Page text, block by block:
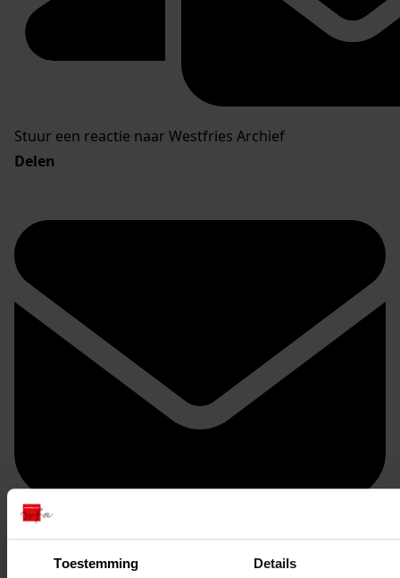
Toestemming Details
Stuur een reactie naar Westfries Archief
Delen
Doorsturen per email